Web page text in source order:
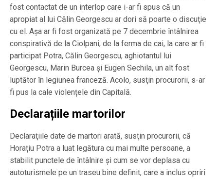
fost contactat de un interlop care i-ar fi spus că un
apropiat al lui Călin Georgescu ar dori să poarte o discuţie
cu el. Aşa ar fi fost organizată pe 7 decembrie întâlnirea
conspirativă de la Ciolpani, de la ferma de cai, la care ar fi
participat Potra, Călin Georgescu, aghiotantul lui
Georgescu, Marin Burcea şi Eugen Sechila, un alt fost
luptător în legiunea franceză. Acolo, susţin procurorii, s-ar
fi pus la cale violențele din Capitală.
Declarațiile martorilor
Declaraţiile date de martori arată, susţin procurorii, că
Horațiu Potra a luat legătura cu mai multe persoane, a
stabilit punctele de întâlnire și cum se vor deplasa cu
autoturismele pe un traseu bine definit, care a inclus opriri